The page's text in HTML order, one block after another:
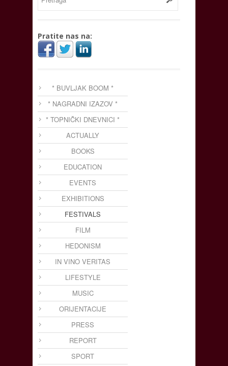
Pratite nas na:
* BUVLJAK BOOM *
* NAGRADNI IZAZOV *
* TOPNIČKI DNEVNICI *
ACTUALLY
BOOKS
EDUCATION
EVENTS
EXHIBITIONS
FESTIVALS
FILM
HEDONISM
IN VINO VERITAS
LIFESTYLE
MUSIC
ORIJENTACIJE
PRESS
REPORT
SPORT